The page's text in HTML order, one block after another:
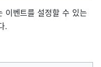
이벤트를 설정할 수 있는
.